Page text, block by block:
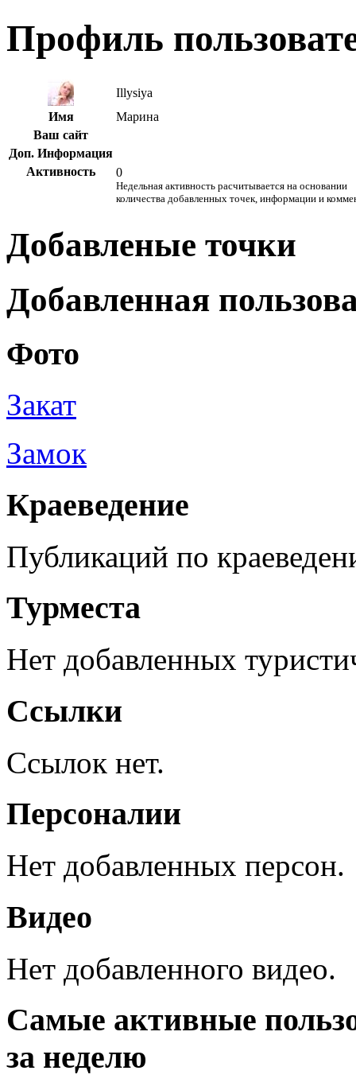
Профиль
Illysiya
Имя
Марина
Ваш сайт
Доп. Информация
Активность
0
Недельная активность расчитывается на основании
количества добавленных точек, информации и
Добавленые точки
Добавленная
Фото
Закат
Замок
Краеведение
Публикаций по
Турместа
Нет добавленных
Ссылки
Ссылок нет.
Персоналии
Нет добавленных персон.
Видео
Нет добавленного видео.
Самые активные
за неделю